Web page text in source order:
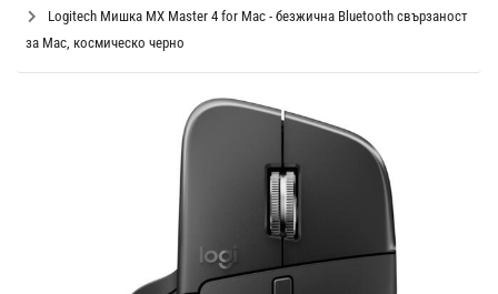
Logitech Мишка MX Master 4 for Mac - безжична Bluetooth свързаност
за Mac, космическо черно